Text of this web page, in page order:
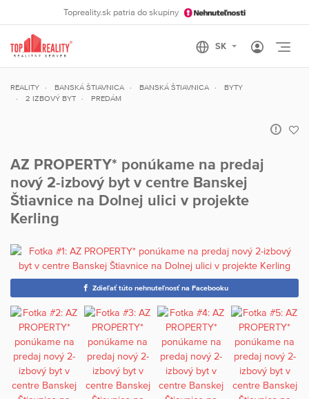
Topreality.sk patria do skupiny
REALITY BANSKÁ ŠTIAVNICA BANSKÁ ŠTIAVNICA
BYTY
2 IZBOVÝ BYT
PREDÁM
AZ PROPERTY* ponúkame na predaj
nový 2-izbový byt v centre Banskej
Štiavnice na Dolnej ulici v projekte
Kerling
Zdieľať túto nehnuteľnosť na Facebooku